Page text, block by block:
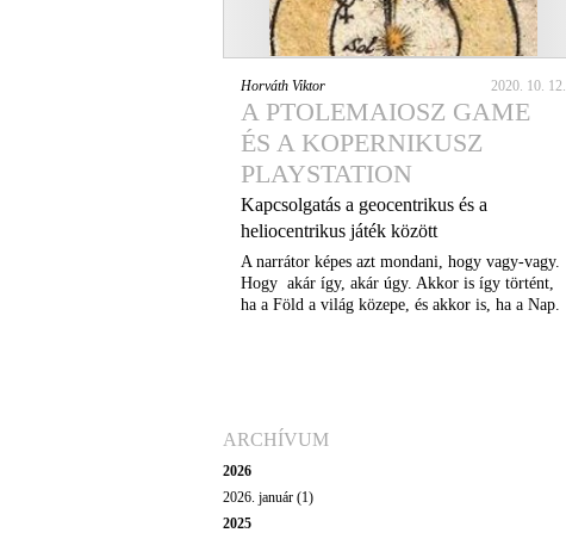
Horváth Viktor 2020. 10. 12.
A PTOLEMAIOSZ GAME
ÉS A KOPERNIKUSZ
PLAYSTATION
Kapcsolgatás a geocentrikus és a
heliocentrikus játék között
A narrátor képes azt mondani, hogy vagy-vagy.
Hogy akár így, akár úgy. Akkor is így történt,
ha a Föld a világ közepe, és akkor is, ha a Nap.
ARCHÍVUM
2026
2026. január (1)
2025